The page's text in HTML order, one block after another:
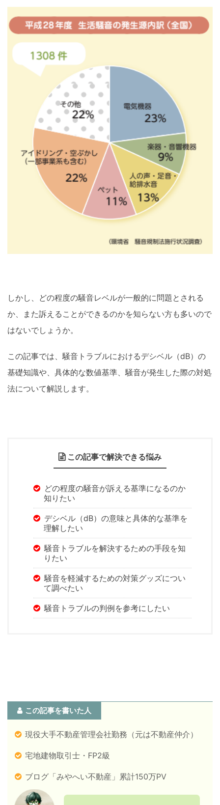
しかし、どの程度の騒音レベルが一般的に問題とされる
か、また訴えることができるのかを知らない方も多いので
はないでしょうか。
この記事では、騒音トラブルにおけるデシベル（dB）の
基礎知識や、具体的な数値基準、騒音が発生した際の対処
法について解説します。
この記事で解決できる悩み
どの程度の騒音が訴える基準になるのか
知りたい
デシベル（dB）の意味と具体的な基準を
理解したい
騒音トラブルを解決するための手段を知
りたい
騒音を軽減するための対策グッズについ
て調べたい
騒音トラブルの判例を参考にしたい
この記事を書いた人
現役大手不動産管理会社勤務（元は不動産仲介）
宅地建物取引士・FP2級
ブログ「みやへい不動産」累計150万PV